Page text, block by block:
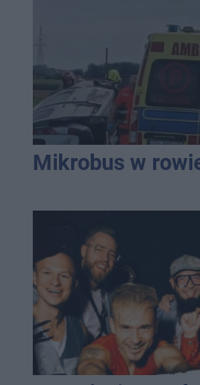
Mikrobus w